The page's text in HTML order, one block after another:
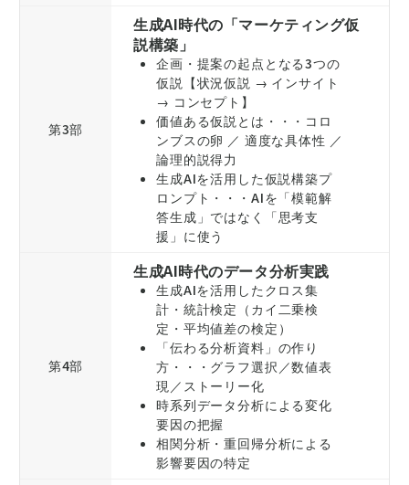
第3部
生成AI時代の「マーケティング仮
説構築」
企画・提案の起点となる3つの
仮説【状況仮説 → インサイト
→ コンセプト】
価値ある仮説とは・・・コロ
ンブスの卵 ／ 適度な具体性 ／
論理的説得力
生成AIを活用した仮説構築プ
ロンプト・・・AIを「模範解
答生成」ではなく「思考支
援」に使う
第4部
生成AI時代のデータ分析実践
生成AIを活用したクロス集
計・統計検定（カイ二乗検
定・平均値差の検定）
「伝わる分析資料」の作り
方・・・グラフ選択／数値表
現／ストーリー化
時系列データ分析による変化
要因の把握
相関分析・重回帰分析による
影響要因の特定